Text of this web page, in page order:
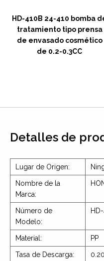
HD-410B 24-410 bomba
tratamiento tipo prensa
de envasado cosmético
de 0.2-0.3CC
Detalles de
Lugar de Origen:
Nombre de la
Marca:
Número de
Modelo:
Material: PP
Tasa de Descarga: